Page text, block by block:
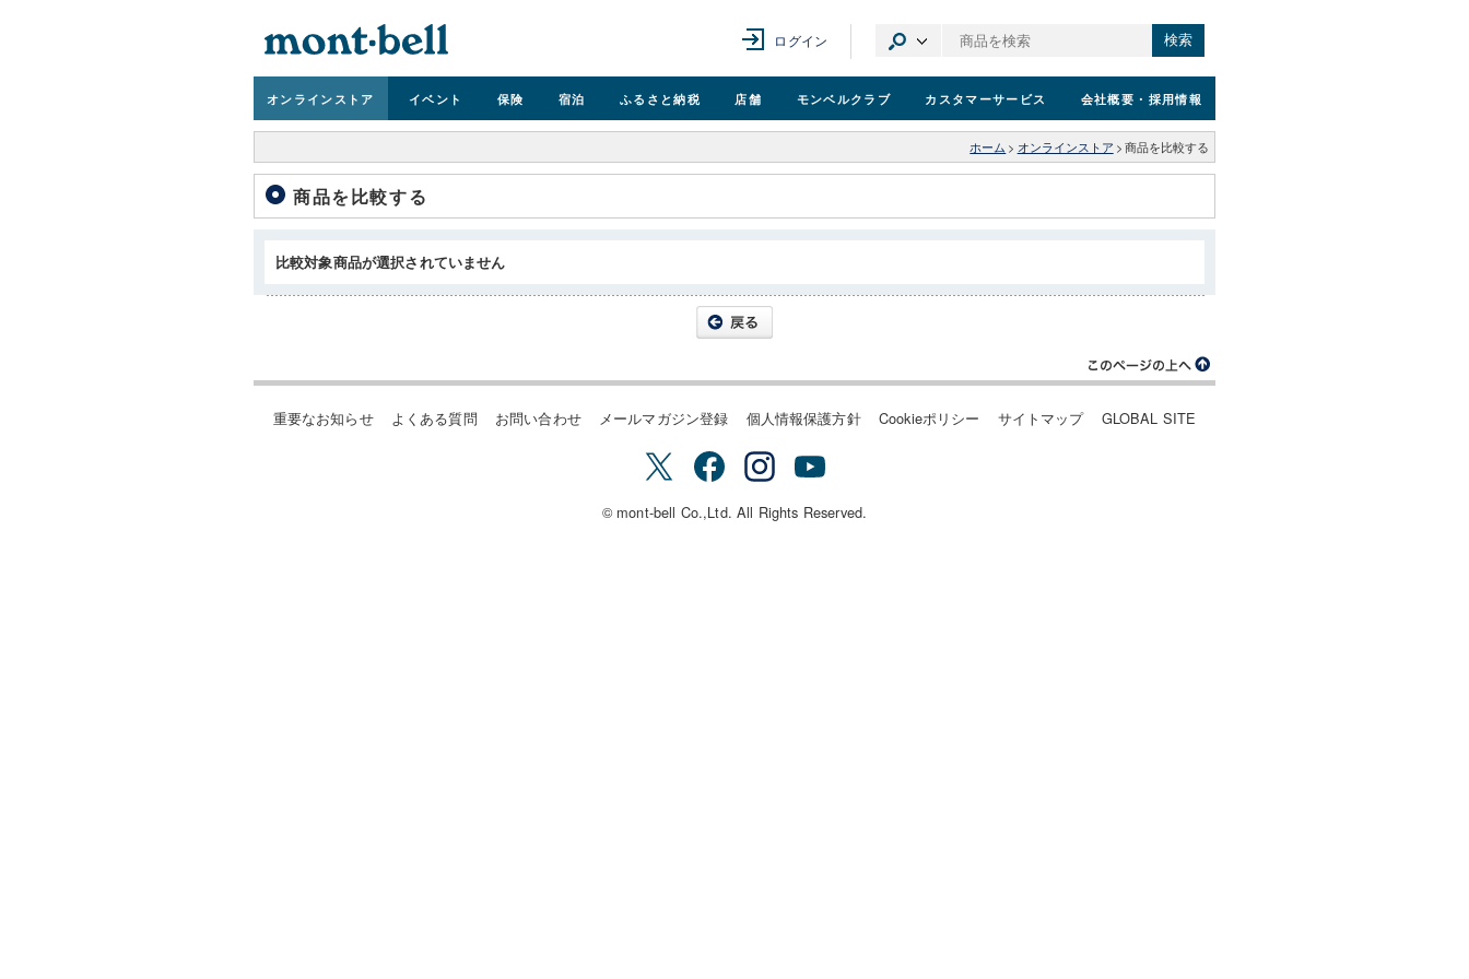
ログイン 検索
オンラインストア イベント 保険 宿泊 ふるさと納税 店舗 モンベルクラブ カスタマーサービス 会社概要 ・採用情報
ホーム > オンラインストア > 商品を比較する
商品を比較する
比較対象商品が選択されていません
重要なお知らせ よくある質問 お問い合わせ メールマガジン登録 個人情報保護方針 Cookieポリシー サイトマップ GLOBAL SITE
© mont-bell Co.,Ltd. All Rights Reserved.